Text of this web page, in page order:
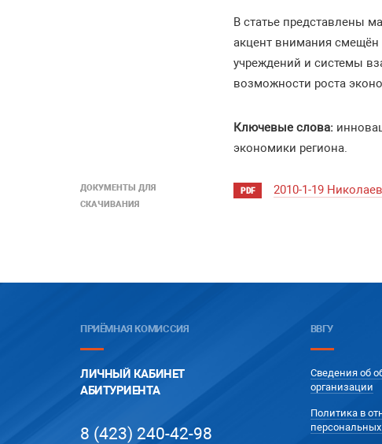
В статье представлены
акцент внимания смещён
учреждений и системы
возможности роста
Ключевые слова:
экономики региона.
ДОКУМЕНТЫ ДЛЯ
СКАЧИВАНИЯ
PDF 2010-1-19
ПРИЁМНАЯ КОМИССИЯ
ЛИЧНЫЙ КАБИНЕТ
АБИТУРИЕНТА
8 (423) 240-42-98
ВВГУ
Сведения об
организации
Политика в